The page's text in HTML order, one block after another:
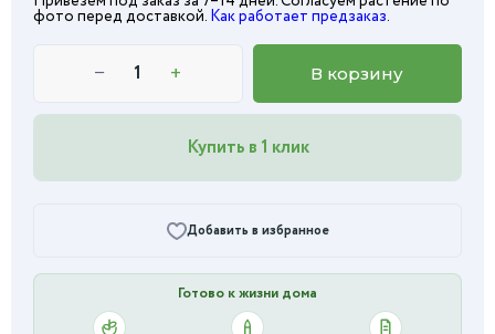
фото перед доставкой. Как работает предзаказ.
− + В корзину
Купить в 1 клик
Добавить в избранное
Готово к жизни дома